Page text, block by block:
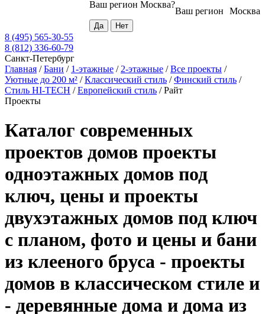
Москва
Ваш регион
Ваш регион Москва?
8 (495) 565-30-55
8 (812) 336-60-79
Санкт-Петербург
Главная /Бани / 1-этажные / 2-этажные /Все проекты /
Уютные до 200 м² /Классический стиль /Финский стиль /
Стиль HI-TECH /Европейский стиль /Райт
Проекты
Каталог современных
проектов домов проекты
одноэтажных домов под
ключ, цены и проекты
двухэтажных домов под ключ
с планом, фото и цены и бани
из клееного бруса - проекты
домов в классическом стиле и
- деревянные дома и дома из